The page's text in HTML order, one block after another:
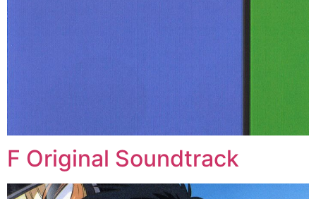
F Original Soundtrack